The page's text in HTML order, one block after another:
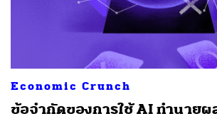
Economic Crunch
ข้อจำกัดของการใช้ AI ทำนายผ